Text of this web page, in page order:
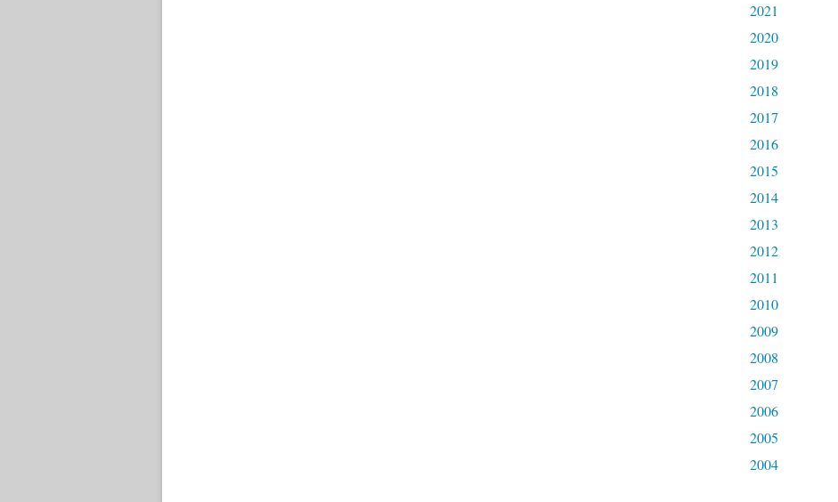
2021
2020
2019
2018
2017
2016
2015
2014
2013
2012
2011
2010
2009
2008
2007
2006
2005
2004